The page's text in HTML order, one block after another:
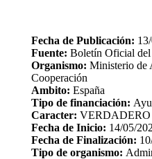
Fecha de Publicación:
Fuente: Boletín Oficial del
Organismo: Ministerio de
Cooperación
Ambito: España
Tipo de financiación:
Caracter: VERDADERO
Fecha de Inicio: 14/05/
Fecha de Finalización:
Tipo de organismo: